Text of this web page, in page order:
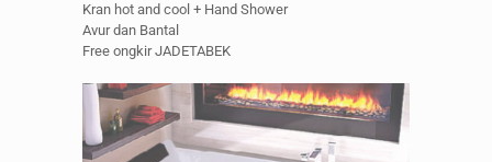
Kran hot and cool + Hand Shower
Avur dan Bantal
Free ongkir JADETABEK